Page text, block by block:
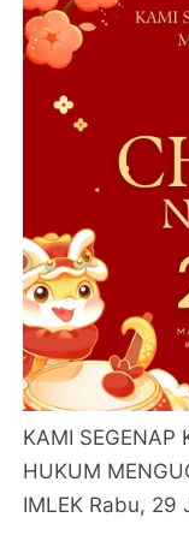
KAMI SEGENAP
HUKUM
IMLEK Rabu, 29